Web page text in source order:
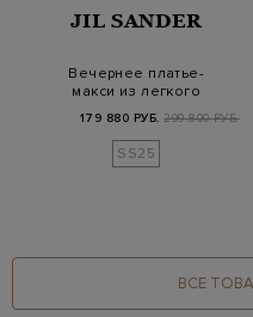
JIL SANDER
Вечернее платье-
макси из легкого
со…
179 880 РУБ. 299 800 РУБ.
SS25
ВСЕ